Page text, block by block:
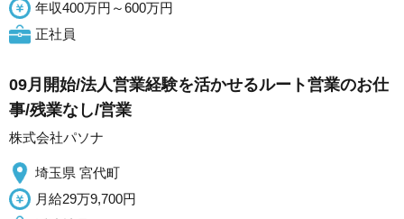
年収400万円～600万円
正社員
09月開始/法人営業経験を活かせるルート営業のお仕
事/残業なし/営業
株式会社パソナ
埼玉県 宮代町
月給29万9,700円